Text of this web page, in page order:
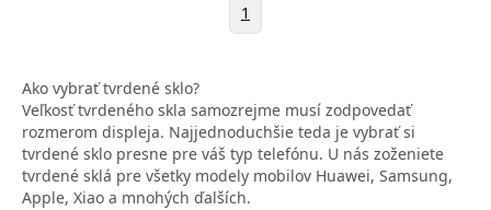
1
Ako vybrať tvrdené sklo?
Veľkosť tvrdeného skla samozrejme musí zodpovedať
rozmerom displeja. Najjednoduchšie teda je vybrať si
tvrdené sklo presne pre váš typ telefónu. U nás zoženiete
tvrdené sklá pre všetky modely mobilov Huawei, Samsung,
Apple, Xiao a mnohých ďalších.